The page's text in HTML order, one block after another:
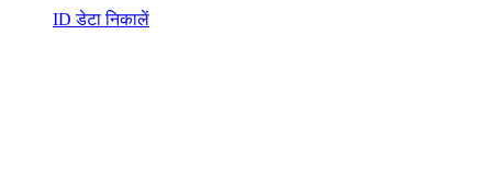
ID डेटा निकालें